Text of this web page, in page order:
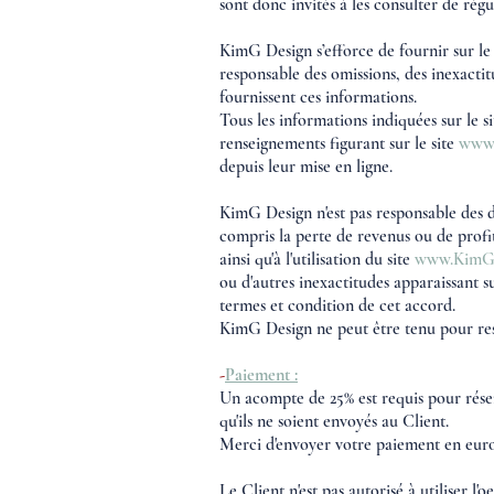
sont donc invités à les consulter de
KimG Design s’efforce de fournir sur
responsable des omissions, des
fournissent ces informations.
Tous les informations indiquées sur le
renseignements figurant sur le site
depuis leur mise en ligne.
KimG Design n'est pas responsable
compris la perte de revenus ou de
ainsi qu'à l'utilisation du site
ou d'autres inexactitudes apparaissant
termes et condition de cet accord.
KimG Design ne peut être tenu pour
-Paiement :
Un acompte de 25% est requis pour
qu'ils ne soient envoyés au Client.
Merci d'envoyer votre paiement en